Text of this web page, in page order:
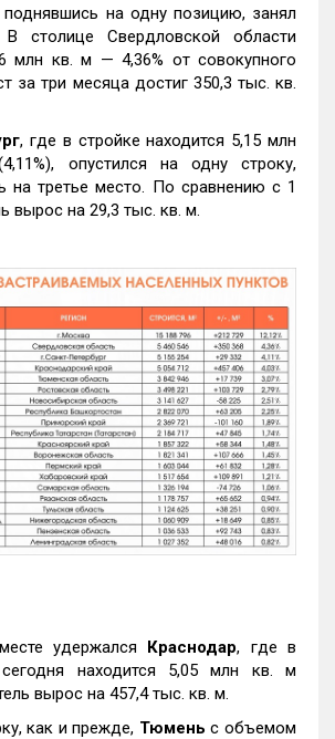
поднявшись на одну позицию, занял
В столице Свердловской области
млн кв. м — 4,36% от совокупного
за три месяца достиг 350,3 тыс. кв.
, где в стройке находится 5,15 млн
опустился на одну строку,
на третье место. По сравнению с 1
вырос на 29,3 тыс. кв. м.
удержался Краснодар, где в
сегодня находится 5,05 млн кв. м
вырос на 457,4 тыс. кв. м.
как и прежде, Тюмень с объемом